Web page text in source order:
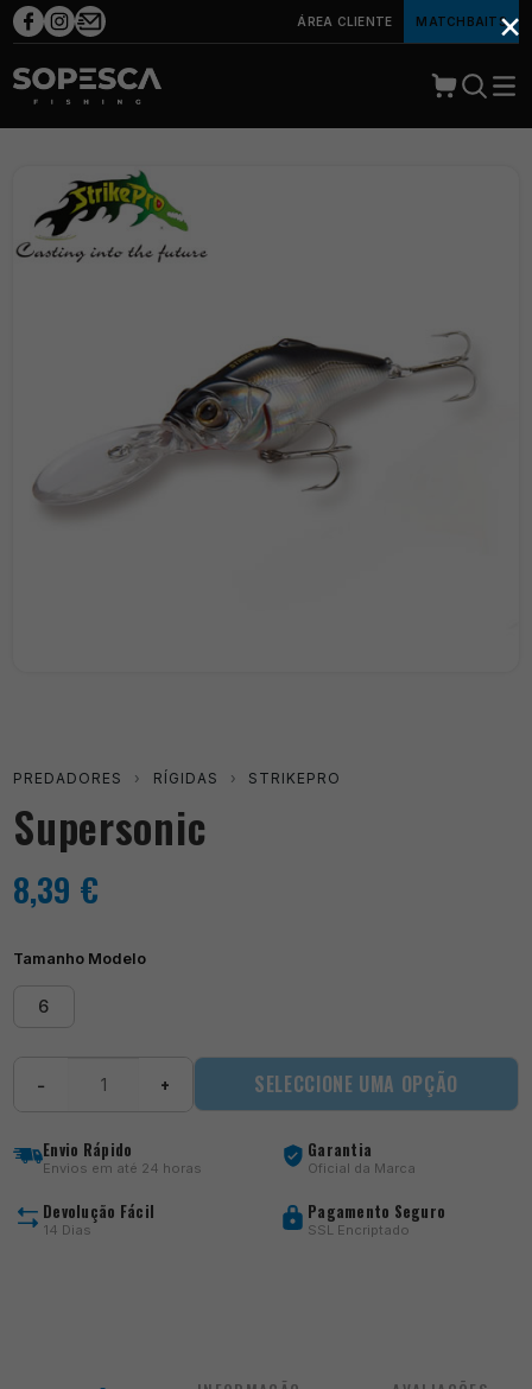
ÁREA CLIENTE MATCHBAITS
PREDADORES › RÍGIDAS › STRIKEPRO
Supersonic
8,39 €
Tamanho Modelo
6
− + SELECCIONE UMA OPÇÃO
Envio Rápido
Envios em até 24 horas
Garantia
Oficial da Marca
Devolução Fácil
14 Dias
Pagamento Seguro
SSL Encriptado
×